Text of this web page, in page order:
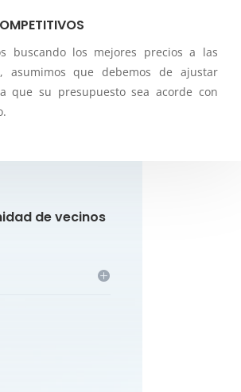
buscando los mejores precios a las
asumimos que debemos de ajustar
que su presupuesto sea acorde con
de vecinos